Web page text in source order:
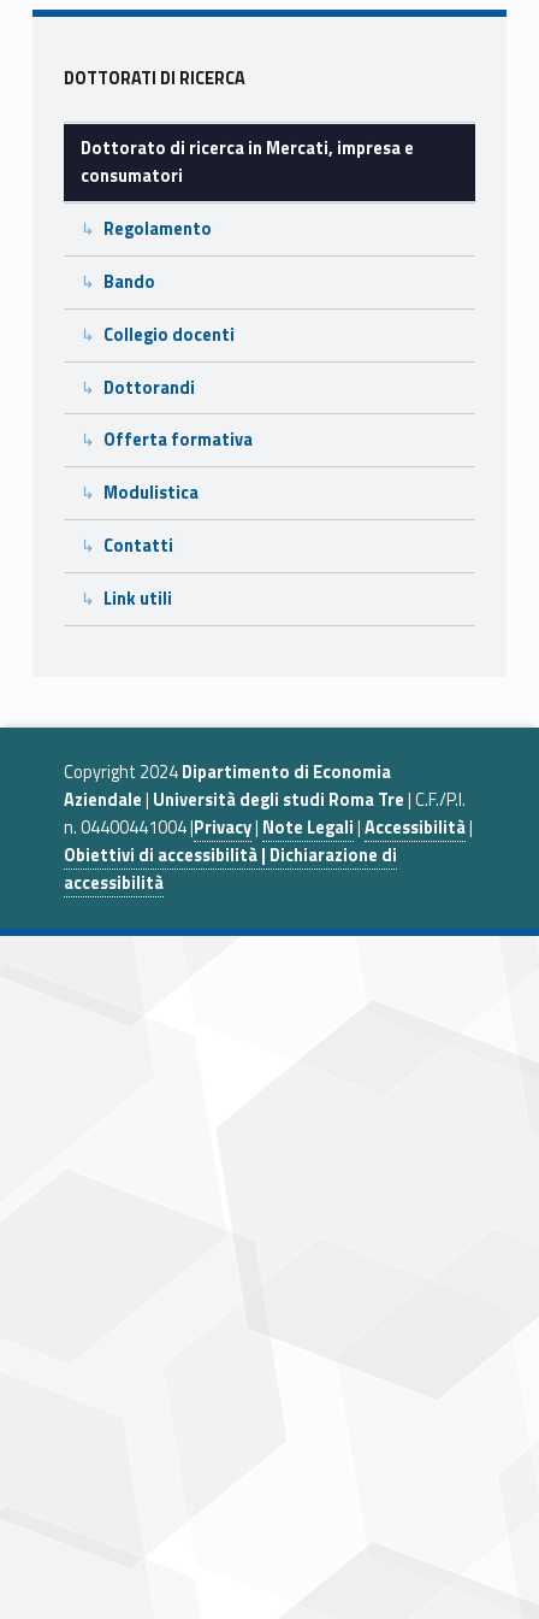
n
k
Sidebar
DOTTORATI DI RICERCA
Dottorato di ricerca in Mercati, impresa e
consumatori
Regolamento
Bando
Collegio docenti
Dottorandi
Offerta formativa
Modulistica
Contatti
Link utili
Copyright 2024Dipartimento di Economia
Aziendale| Università degli studi Roma Tre| C.F./P.I.
n. 04400441004 |Privacy| Note Legali|Accessibilità|
Obiettivi di accessibilità | Dichiarazione di
accessibilità